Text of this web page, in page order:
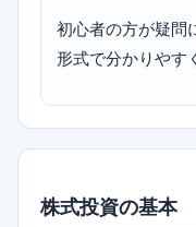
初心者の方が疑問
形式で分かりやす
株式投資の基本